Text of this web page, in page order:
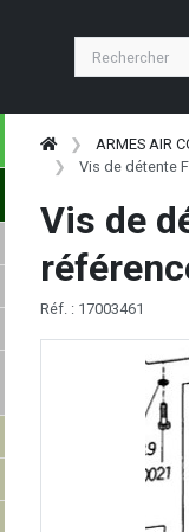
ARMES AIR
Vis de détente
Vis de
Réf. : 17003461